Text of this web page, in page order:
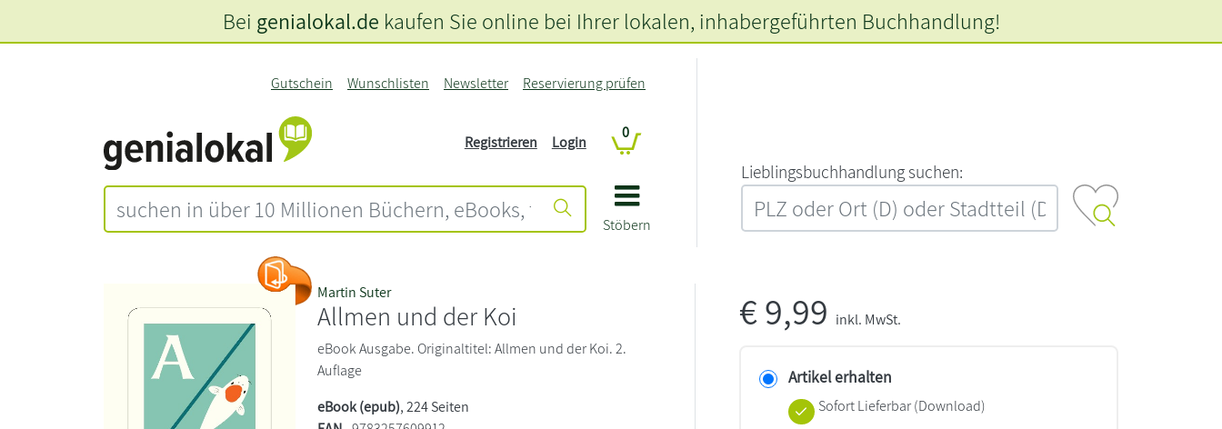
Stöbern
Gutschein Wunschlisten Newsletter Reservierung prüfen
Registrieren Login
0
L‍i‍e‍b‍l‍i‍n‍g‍s‍b‍u‍c‍h‍h‍a‍n‍d‍l‍u‍n‍g‍ ‍s‍u‍c‍h‍e‍n‍:‍
Bei genialokal.de kaufen Sie online bei Ihrer lokalen, inhabergeführten Buchhandlung!
Martin Suter
Allmen und der Koi
eBook Ausgabe. Originaltitel: Allmen und der Koi. 2.
Auflage
eBook (epub), 224 Seiten
€9,99 inkl. MwSt.
Artikel erhalten
Sofort Lieferbar (Download)